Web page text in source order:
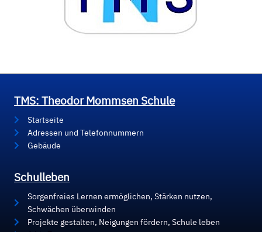
TMS: Theodor Mommsen Schule
Startseite
Adressen und Telefonnummern
Gebäude
Schulleben
Sorgenfreies Lernen ermöglichen, Stärken nutzen,
Schwächen überwinden
Projekte gestalten, Neigungen fördern, Schule leben